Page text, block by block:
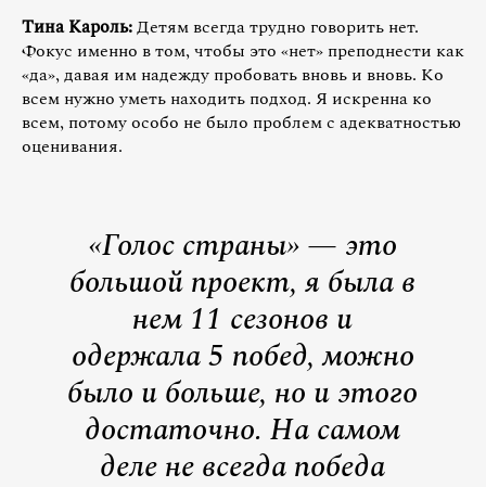
Тина Кароль:Детям всегда трудно говорить нет.
Фокус именно в том, чтобы это «нет» преподнести как
«да», давая им надежду пробовать вновь и вновь. Ко
всем нужно уметь находить подход. Я искренна ко
всем, потому особо не было проблем с адекватностью
оценивания.
«Голос страны» — это
большой проект, я была в
нем 11 сезонов и
одержала 5 побед, можно
было и больше, но и этого
достаточно. На самом
деле не всегда победа